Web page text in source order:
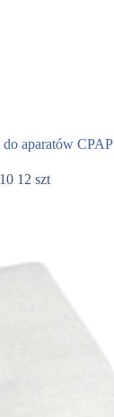
aparatów CPAP
12 szt